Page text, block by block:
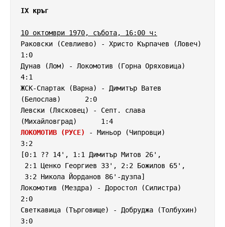
IX кръг
10 октомври 1970, събота, 16:00 ч:
Раковски (Севлиево) - Христо Кърпачев (Ловеч)
1:0
Дунав (Лом) - Локомотив (Горна Оряховица)
4:1
ЖСК-Спартак (Варна) - Димитър Ватев
(Белослав)      2:0
Левски (Лясковец) - Септ. слава
ЛОКОМОТИВ (РУСЕ)
- Миньор (Чипровци)
3:2
[0:1 ?? 14', 1:1 Димитър Митов 26',
Локомотив (Мездра) - Доростол (Силистра)
2:0
Светкавица (Търговище) - Добруджа (Толбухин)
3:0